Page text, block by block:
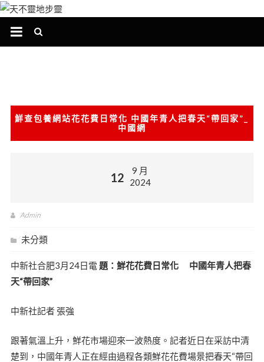
跳
鮮查包養網站花花費日常化 中國年青人把春天“帶回家”_
中國網
12
9 月
2024
Admin
未分類
中新社合肥3月24日電 題：鮮花花費日常化 中國年青人把春
天“帶回家”
中新社記者 張強
跟著氣溫上升，鮮花市場迎來一波熱度。記者近日在采訪中清
楚到，中國年青人正在經由過程各類鮮花花費場景把春天“帶回